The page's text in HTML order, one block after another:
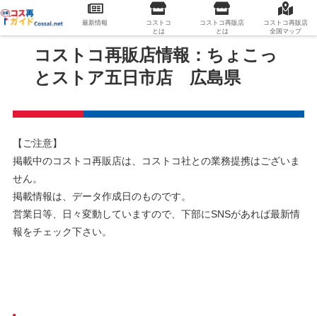
コストコ再販店情報：ちょこっ
とストア五日市店 広島県
【ご注意】
掲載中のコストコ再販店は、コストコ社との業務提携はございま
せん。
掲載情報は、データ作成日のものです。
営業日等、日々変動していますので、下部にSNSがあれば最新情
報をチェック下さい。
最新情報
コストコ
とは
コストコ再販店
とは
コストコ再販店
全国マップ